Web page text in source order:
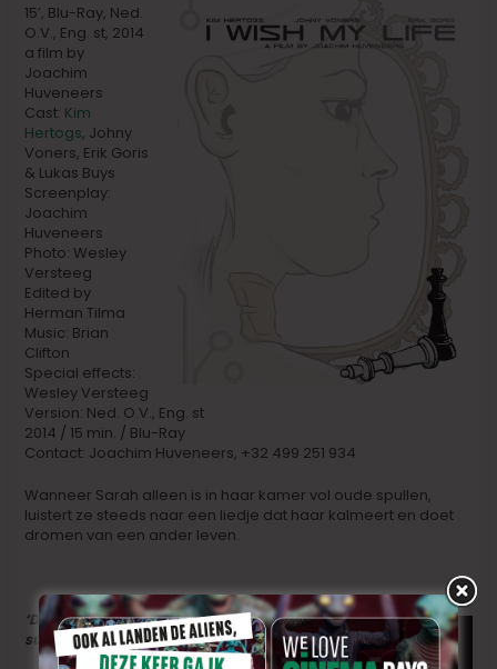
15′, Blu-Ray, Ned.
O.V., Eng. st, 2014
a film by
Joachim
Huveneers
Cast: Kim
Hertogs, Johny
Voners, Erik Goris
& Lukas Buys
Screenplay:
Joachim
Huveneers
Photo: Wesley
Versteeg
Edited by
Herman Tilma
Music: Brian
Clifton
Special effects:
Wesley Versteeg
Version: Ned. O.V., Eng. st
2014 / 15 min. / Blu-Ray
Contact: Joachim Huveneers, +32 499 251 934
Wanneer Sarah alleen is in haar kamer vol oude spullen,
luistert ze steeds naar een liedje dat haar kalmeert en doet
dromen van een ander leven.
‘Dernière porte au
sud’